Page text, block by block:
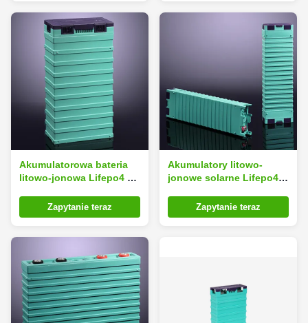
Akumulatorowa bateria
litowo-jonowa Lifepo4 do
słonecznej 24v 100Ah-B
Zapytanie teraz
Akumulatory litowo-
jonowe solarne Lifepo4
Zapytanie teraz